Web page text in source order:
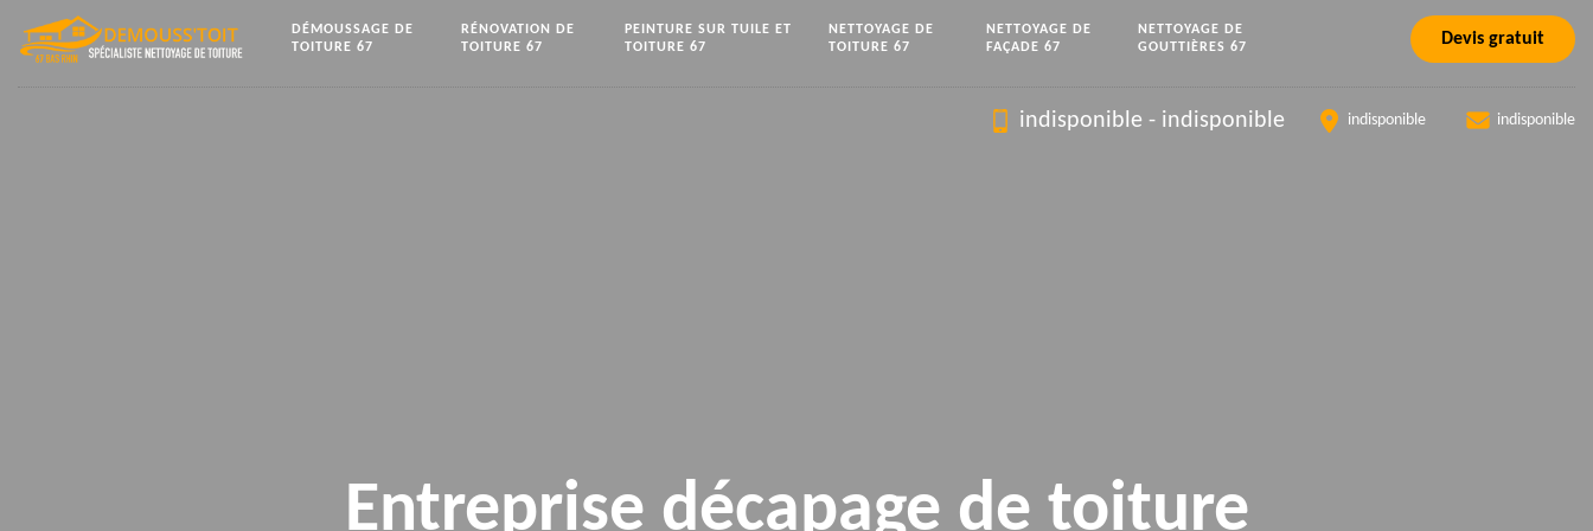
DÉMOUSSAGE DE
TOITURE 67
RÉNOVATION DE
TOITURE 67
PEINTURE SUR TUILE ET
TOITURE 67
NETTOYAGE DE
TOITURE 67
NETTOYAGE DE
FAÇADE 67
NETTOYAGE DE
GOUTTIÈRES 67
Devis gratuit
indisponible - indisponible indisponible indisponible
Entreprise décapage de toiture